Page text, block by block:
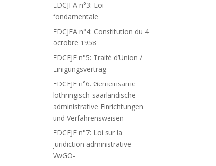
EDCJFA n°3: Loi
fondamentale
EDCJFA n°4: Constitution du 4
octobre 1958
EDCEJF n°5: Traité d’Union /
Einigungsvertrag
EDCEJF n°6: Gemeinsame
lothringisch-saarländische
administrative Einrichtungen
und Verfahrensweisen
EDCEJF n°7: Loi sur la
juridiction administrative -
VwGO-